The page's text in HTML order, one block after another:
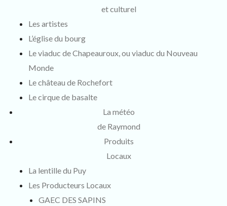
et culturel
Les artistes
L’église du bourg
Le viaduc de Chapeauroux, ou viaduc du Nouveau
Monde
Le château de Rochefort
Le cirque de basalte
La météo
de Raymond
Produits
Locaux
La lentille du Puy
Les Producteurs Locaux
GAEC DES SAPINS